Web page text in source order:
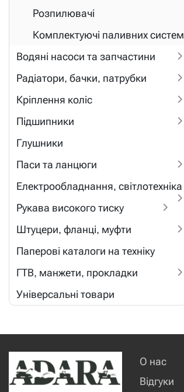
Розпилювачі
Комплектуючі паливних систем
Водяні насоси та запчастини
Радіатори, бачки, патрубки
Кріплення коліс
Підшипники
Глушники
Паси та ланцюги
Електрообладнання, світлотехніка
Рукава високого тиску
Штуцери, фланці, муфти
Паперові каталоги на техніку
ГТВ, манжети, прокладки
Універсальні товари
О нас
Відгуки